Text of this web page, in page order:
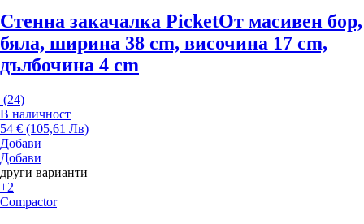
Стенна закачалка PicketОт масивен бор,
бяла, ширина 38 cm, височина 17 cm,
дълбочина 4 cm
(24)
В наличност
54 € (105,61 Лв)
Добави
Добави
други варианти
+2
Compactor